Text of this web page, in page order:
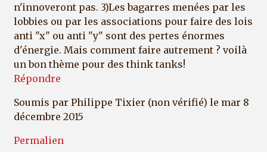
n'innoveront pas. 3)Les bagarres menées par les
lobbies ou par les associations pour faire des lois
anti "x" ou anti "y" sont des pertes énormes
d'énergie. Mais comment faire autrement ? voilà
un bon thème pour des think tanks!
Répondre
Soumis par Philippe Tixier (non vérifié) le mar 8
décembre 2015
Permalien